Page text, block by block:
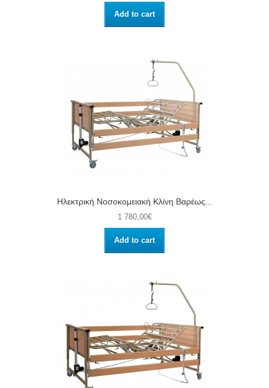
Add to cart
Ηλεκτρική Νοσοκομειακή Κλίνη Βαρέως...
1 780,00€
Add to cart